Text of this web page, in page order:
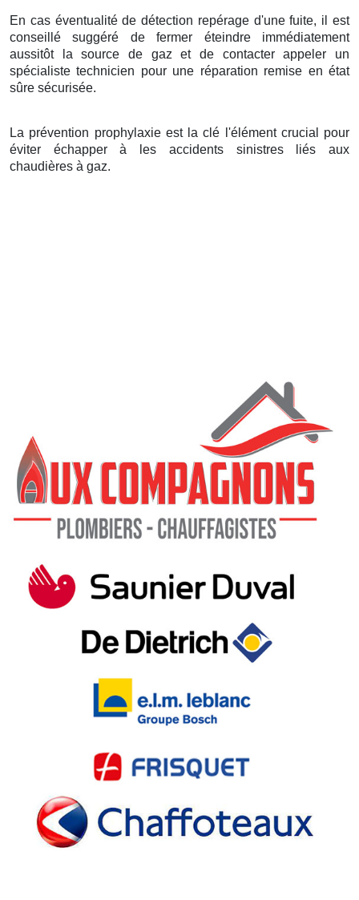
En cas éventualité de détection repérage d'une fuite, il est
conseillé suggéré de fermer éteindre immédiatement
aussitôt la source de gaz et de contacter appeler un
spécialiste technicien pour une réparation remise en état
sûre sécurisée.
La prévention prophylaxie est la clé l'élément crucial pour
éviter échapper à les accidents sinistres liés aux
chaudières à gaz.